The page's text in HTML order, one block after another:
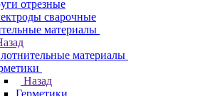
отрезные
сварочные
материалы
материалы
Назад
Герметики